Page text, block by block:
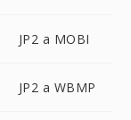
JP2 a MOBI
JP2 a WBMP